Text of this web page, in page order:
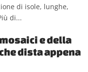
di isole, lunghe,
di...
e della
dista appena